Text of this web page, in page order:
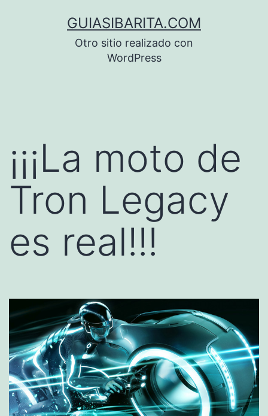
GUIASIBARITA.COM
Otro sitio realizado con
WordPress
¡¡¡La moto de
Tron Legacy
es real!!!